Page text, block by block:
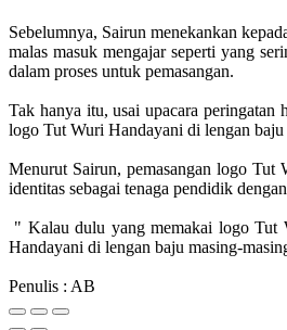
Sebelumnya, Sairun menekankan
malas masuk mengajar seperti yang
dalam proses untuk pemasangan.
Tak hanya itu, usai upacara peringatan
logo Tut Wuri Handayani di lengan baju
Menurut Sairun, pemasangan logo
identitas sebagai tenaga pendidik
" Kalau dulu yang memakai logo Tut
Handayani di lengan baju masing-
Penulis : AB